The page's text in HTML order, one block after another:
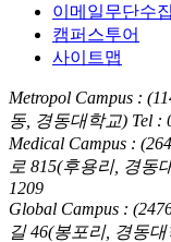
이메일무단수
캠퍼스투어
사이트맵
Metropol Campus :
동, 경동대학교) Tel :
Medical Campus :
로 815(후용리, 경동
1209
Global Campus :
길 46(봉포리, 경동